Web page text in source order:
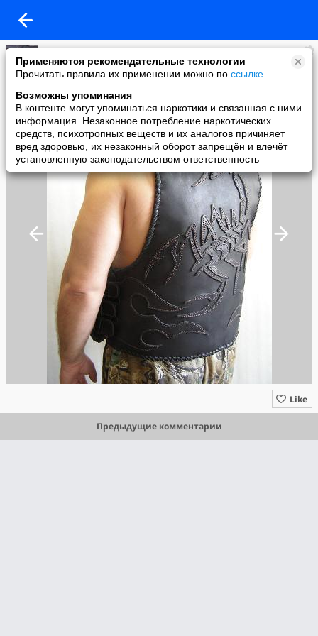
Применяются рекомендательные технологии
Прочитать правила их применении можно по ссылке
Возможны упоминания
В контенте могут упоминаться наркотики и связанная с ними
информация. Незаконное потребление наркотических
средств, психотропных веществ и их аналогов причиняет
вред здоровью, их незаконный оборот запрещён и влечёт
установленную законодательством ответственность
Америкос
added a photo
04 Jan в 10:00
Like
Предыдущие комментарии